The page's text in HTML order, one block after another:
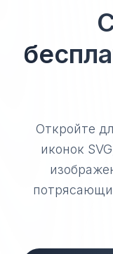
Откройте
иконок